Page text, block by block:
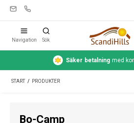
Campingutrustning
Tält
Navigation Sök
Säker betalning med
START / PRODUKTER
Bo-Camp